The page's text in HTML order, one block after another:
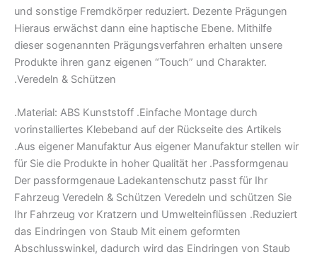
und sonstige Fremdkörper reduziert. Dezente Prägungen
Hieraus erwächst dann eine haptische Ebene. Mithilfe
dieser sogenannten Prägungsverfahren erhalten unsere
Produkte ihren ganz eigenen “Touch” und Charakter.
.Veredeln & Schützen
.Material: ABS Kunststoff .Einfache Montage durch
vorinstalliertes Klebeband auf der Rückseite des Artikels
.Aus eigener Manufaktur Aus eigener Manufaktur stellen wir
für Sie die Produkte in hoher Qualität her .Passformgenau
Der passformgenaue Ladekantenschutz passt für Ihr
Fahrzeug Veredeln & Schützen Veredeln und schützen Sie
Ihr Fahrzeug vor Kratzern und Umwelteinflüssen .Reduziert
das Eindringen von Staub Mit einem geformten
Abschlusswinkel, dadurch wird das Eindringen von Staub